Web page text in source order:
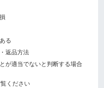
る
返品方法
が適当でないと判断する場合
ください